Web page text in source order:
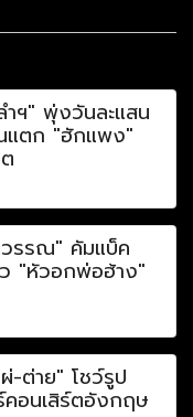
ำฯ" พุ่งวันละแสน
แตก "ฮักแพง"
รรณ" คัมแบ็ค
"หัวอกพ่อฮ้าง"
-ต่าย" โชว์รูป
คอนเสิร์ตอังกฤษ